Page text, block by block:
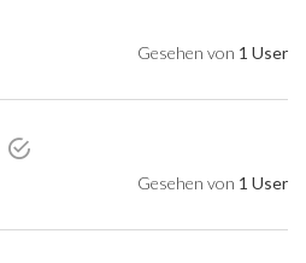
Gesehen von 1 User
Gesehen von 1 User